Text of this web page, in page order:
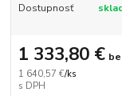
Dostupnosť
1 640,57 €/ks
1 333,80 €